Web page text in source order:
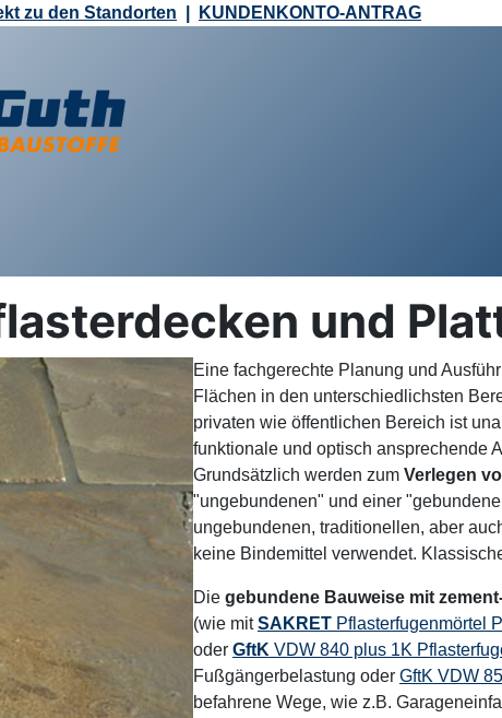
zu den Standorten KUNDENKONTO-ANTRAG
und
Eine fachgerechte Planung und
Flächen in den unterschiedlichsten
privaten wie öffentlichen Bereich ist
funktionale und optisch ansprechende
Grundsätzlich werden zum Verlegen
"ungebundenen" und einer
ungebundenen, traditionellen, aber
keine Bindemittel verwendet.
Die gebundene Bauweise mit
(wie mitSAKRET Pflasterfugenmörtel
oder GftK VDW 840 plus 1K
Fußgängerbelastung oder GftK VDW
befahrene Wege, wie z.B.